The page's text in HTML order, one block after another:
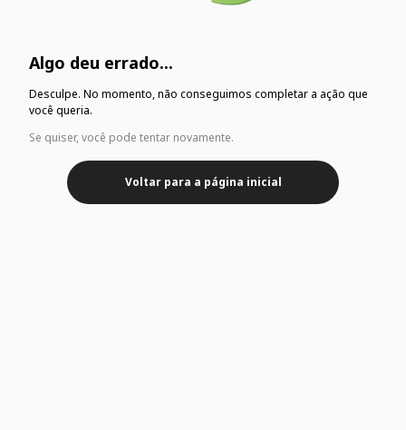
Algo deu errado...
Desculpe. No momento, não conseguimos completar a ação que
você queria.
Se quiser, você pode tentar novamente.
Voltar para a página inicial